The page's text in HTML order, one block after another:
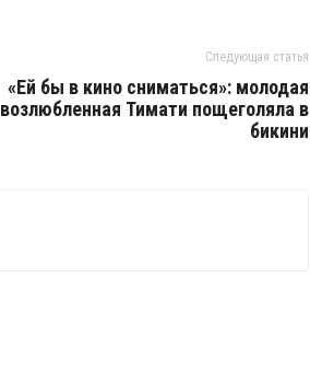
Следующая статья
«Ей бы в кино сниматься»: молодая
возлюбленная Тимати пощеголяла в
бикини